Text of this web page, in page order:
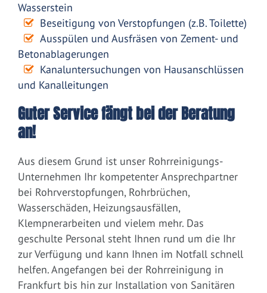
Wasserstein
Beseitigung von Verstopfungen (z.B. Toilette)
Ausspülen und Ausfräsen von Zement- und
Betonablagerungen
Kanaluntersuchungen von Hausanschlüssen
und Kanalleitungen
Guter Service fängt bei der Beratung
an!
Aus diesem Grund ist unser Rohrreinigungs-
Unternehmen Ihr kompetenter Ansprechpartner
bei Rohrverstopfungen, Rohrbrüchen,
Wasserschäden, Heizungsausfällen,
Klempnerarbeiten und vielem mehr. Das
geschulte Personal steht Ihnen rund um die Ihr
zur Verfügung und kann Ihnen im Notfall schnell
helfen. Angefangen bei der Rohrreinigung in
Frankfurt bis hin zur Installation von Sanitären